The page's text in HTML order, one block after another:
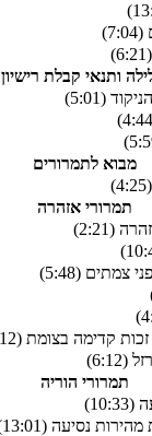
ותנאי קבלת רישיון
(5:01)
מבוא לתמרורים
תמרורי אזהרה
(2:21)
צמתים (5:48)
קדימה בצומת (2:12)
תמרורי הוריה
נסיעה (13:01)